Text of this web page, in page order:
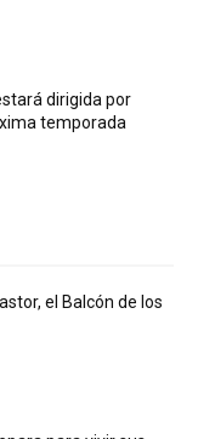
dirigida por
temporada
el Balcón de los